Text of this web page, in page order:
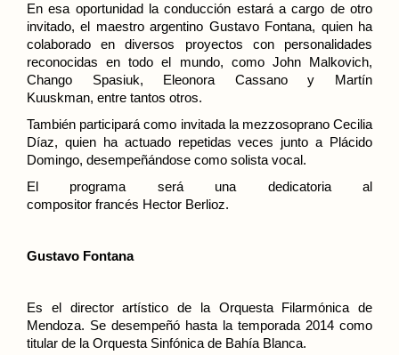
En esa oportunidad la conducción estará a cargo de otro
invitado, el maestro argentino Gustavo Fontana, quien ha
colaborado en diversos proyectos con personalidades
reconocidas en todo el mundo, como John Malkovich,
Chango Spasiuk, Eleonora Cassano y Martín
Kuuskman, entre tantos otros.
También participará como invitada la mezzosoprano Cecilia
Díaz, quien ha actuado repetidas veces junto a Plácido
Domingo, desempeñándose como solista vocal.
El programa será una dedicatoria al
compositor francés Hector Berlioz.
Gustavo Fontana
Es el director artístico de la Orquesta Filarmónica de
Mendoza. Se desempeñó hasta la temporada 2014 como
titular de la Orquesta Sinfónica de Bahía Blanca.